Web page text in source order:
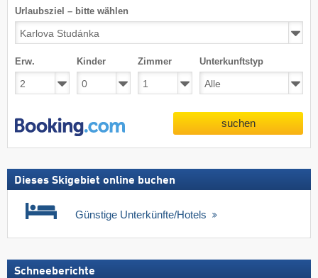
Urlaubsziel – bitte wählen
Erw. Kinder Zimmer Unterkunftstyp
suchen
Dieses Skigebiet online buchen
Günstige Unterkünfte/Hotels
Schneeberichte